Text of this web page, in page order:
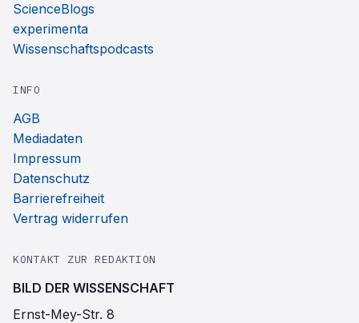
ScienceBlogs
experimenta
Wissenschaftspodcasts
INFO
AGB
Mediadaten
Impressum
Datenschutz
Barrierefreiheit
Vertrag widerrufen
KONTAKT ZUR REDAKTION
BILD DER WISSENSCHAFT
Ernst-Mey-Str. 8